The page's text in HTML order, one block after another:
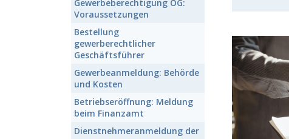
Gewerbeberechtigung OG:
Voraussetzungen
Bestellung
gewerberechtlicher
Geschäftsführer
Gewerbeanmeldung: Behörde
und Kosten
Betriebseröffnung: Meldung
beim Finanzamt
Dienstnehmeranmeldung der